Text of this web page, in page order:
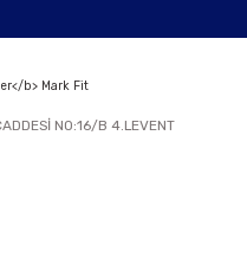
NO:16/B 4.LEVENT